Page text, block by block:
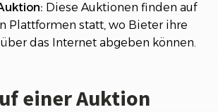
Diese Auktionen finden auf
Plattformen statt, wo Bieter ihre
das Internet abgeben können.
einer Auktion